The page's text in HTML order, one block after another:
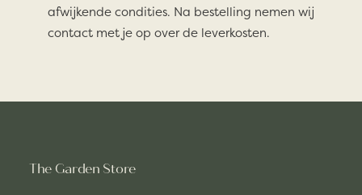
afwijkende condities. Na bestelling nemen wij
contact met je op over de leverkosten.
The Garden Store